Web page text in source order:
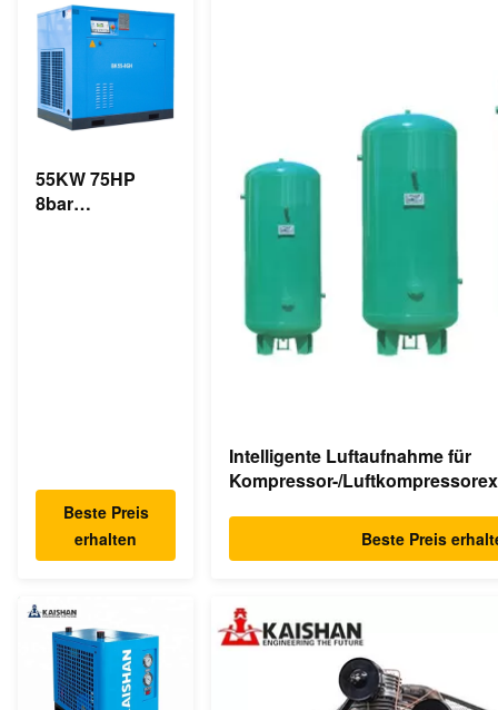
55KW 75HP
8bar
Beste Preis
erhalten
Intelligente Luftaufnahme für
Kompressor-/
Beste Preis